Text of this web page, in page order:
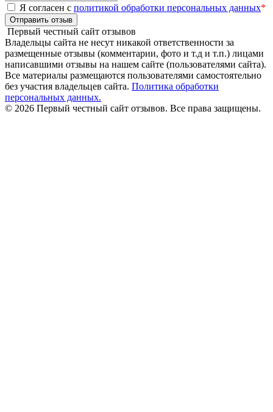
Я согласен с политикой обработки персональных данных*
Отправить отзыв
Первый честный сайт отзывов
Владельцы сайта не несут никакой ответственности за
размещенные отзывы (комментарии, фото и т.д и т.п.) лицами
написавшими отзывы на нашем сайте (пользователями сайта).
Все материалы размещаются пользователями самостоятельно
без участия владельцев сайта. Политика обработки
персональных данных.
© 2026 Первый честный сайт отзывов. Все права защищены.